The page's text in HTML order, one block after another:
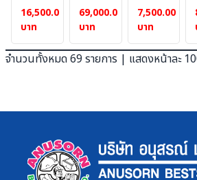
4
ช่อง
สำหรับ
ถัง
16,500.00
บาท
x
2.00
เมตร
หลังคา
ร่าสี
น้ำตาล)
69,000.00
บาท
cm.
พร้อม
ม้านั่ง
ยาว
7,500.00
บาท
จำนวนทั้งหมด 69 รายการ | แสดงหน้าละ